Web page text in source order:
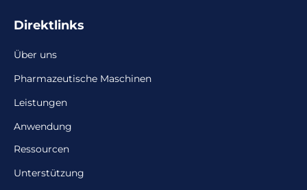
Direktlinks
Über uns
Pharmazeutische Maschinen
Leistungen
Anwendung
Ressourcen
Unterstützung